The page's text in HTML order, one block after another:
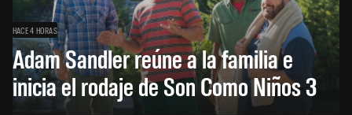
HACE 4 HORAS
Adam Sandler reúne a la familia e
inicia el rodaje de Son Como Niños 3